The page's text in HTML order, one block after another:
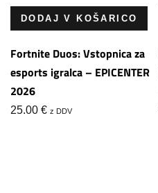
DODAJ V KOŠARICO
Fortnite Duos: Vstopnica za
esports igralca – EPICENTER
2026
25.00 € z DDV